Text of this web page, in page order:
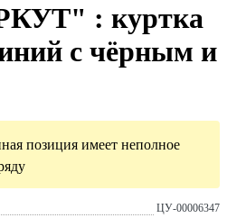
: куртка
с чёрным и
позиция имеет неполное
ЦУ-00006347